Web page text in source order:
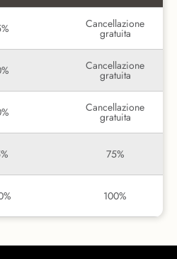
Cancellazione
gratuita
Cancellazione
gratuita
Cancellazione
gratuita
75%
100%